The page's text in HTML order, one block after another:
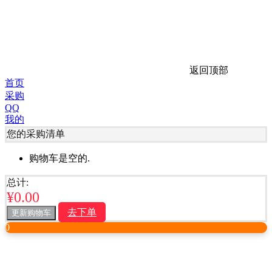
返回顶部
首页
采购
QQ
我的
您的采购清单
购物车是空的.
总计:
¥0.00
更新购物车
去下单
0